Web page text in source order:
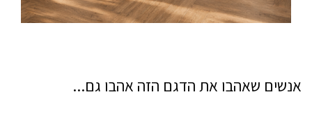
אנשים שאהבו את הדגם הזה אהבו גם...